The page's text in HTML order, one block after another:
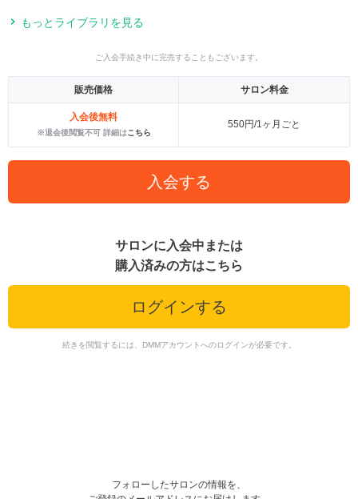
もっとライブラリを見る
ご入会手続き中に完売することもございます。
販売価格 サロン料金
入会後無料
※退会後閲覧不可 詳細はこちら
550円/1ヶ月ごと
入会する
サロンに入会中または
購入済みの方はこちら
ログインする
続きを閲覧するには、DMMアカウントへのログインが必要です。
フォローしたサロンの情報を、